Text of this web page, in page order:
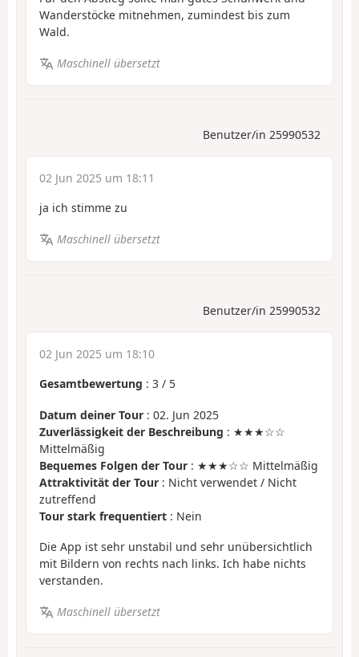
Wanderstöcke mitnehmen, zumindest bis zum
Wald.
Maschinell übersetzt
Benutzer/in 25990532
02 Jun 2025 um 18:11
ja ich stimme zu
Maschinell übersetzt
Benutzer/in 25990532
02 Jun 2025 um 18:10
Gesamtbewertung : 3 / 5
Datum deiner Tour : 02. Jun 2025
Zuverlässigkeit der Beschreibung : ★★★☆☆
Mittelmäßig
Bequemes Folgen der Tour : ★★★☆☆ Mittelmäßig
Attraktivität der Tour : Nicht verwendet / Nicht
zutreffend
Tour stark frequentiert : Nein
Die App ist sehr unstabil und sehr unübersichtlich
mit Bildern von rechts nach links. Ich habe nichts
verstanden.
Maschinell übersetzt